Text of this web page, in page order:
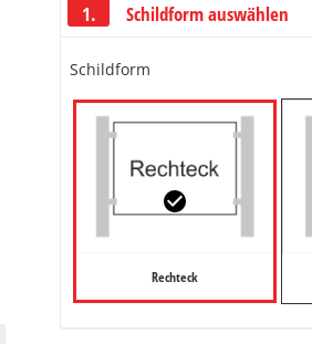
1. Schildform auswählen
Schildform
Rechteck